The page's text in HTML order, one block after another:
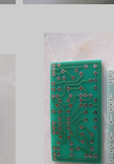
HF Modulator